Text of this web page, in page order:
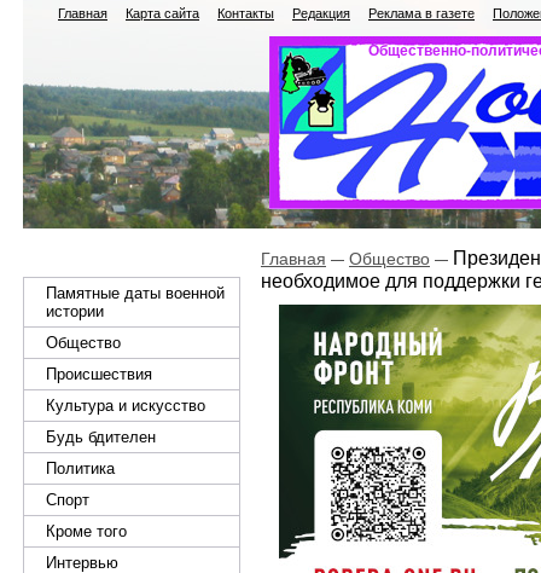
Главная Карта сайта Контакты Редакция Реклама в газете
Общественно-
Памятные даты военной
истории
Общество
Происшествия
Культура и искусство
Будь бдителен
Политика
Спорт
Кроме того
Интервью
Главная Общество
необходимое для поддержки